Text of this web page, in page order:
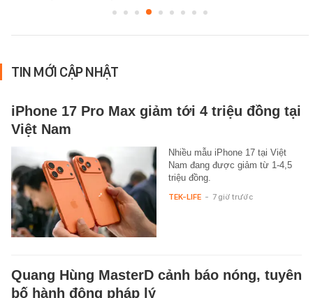
TIN MỚI CẬP NHẬT
iPhone 17 Pro Max giảm tới 4 triệu đồng tại
Việt Nam
Nhiều mẫu iPhone 17 tại Việt
Nam đang được giảm từ 1-4,5
triệu đồng.
TEK-LIFE - 7 giờ trước
Quang Hùng MasterD cảnh báo nóng, tuyên
bố hành động pháp lý